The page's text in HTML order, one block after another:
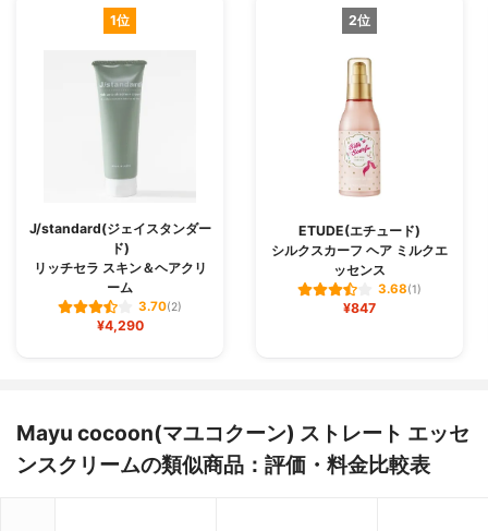
1位
J/standard(ジェイスタンダー
ド)
リッチセラ スキン＆ヘアクリ
ーム
3.70(2)
¥4,290
2位
ETUDE(エチュード)
シルクスカーフ ヘア ミルクエ
ッセンス
3.68(1)
¥847
Mayu cocoon(マユコクーン) ストレート エッセ
ンスクリームの類似商品：評価・料金比較表